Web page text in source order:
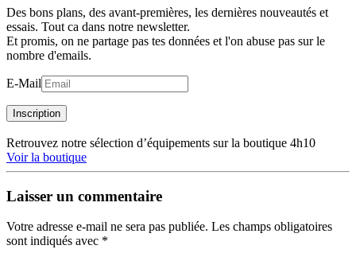
Des bons plans, des avant-premières, les dernières nouveautés et
essais. Tout ca dans notre newsletter.
Et promis, on ne partage pas tes données et l'on abuse pas sur le
nombre d'emails.
E-Mail
Inscription
Retrouvez notre sélection d’équipements sur la boutique 4h10
Voir la boutique
Laisser un commentaire
Votre adresse e-mail ne sera pas publiée. Les champs obligatoires
sont indiqués avec *